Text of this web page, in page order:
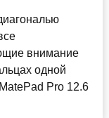
внимание
одной
Pro 12.6